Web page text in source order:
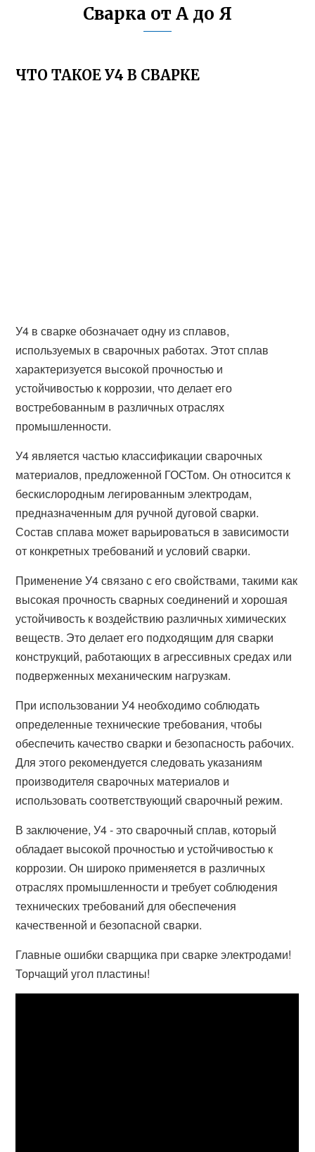
Сварка от А до Я
ЧТО ТАКОЕ У4 В СВАРКЕ
У4 в сварке обозначает одну из сплавов,
используемых в сварочных работах. Этот сплав
характеризуется высокой прочностью и
устойчивостью к коррозии, что делает его
востребованным в различных отраслях
промышленности.
У4 является частью классификации сварочных
материалов, предложенной ГОСТом. Он относится к
бескислородным легированным электродам,
предназначенным для ручной дуговой сварки.
Состав сплава может варьироваться в зависимости
от конкретных требований и условий сварки.
Применение У4 связано с его свойствами, такими как
высокая прочность сварных соединений и хорошая
устойчивость к воздействию различных химических
веществ. Это делает его подходящим для сварки
конструкций, работающих в агрессивных средах или
подверженных механическим нагрузкам.
При использовании У4 необходимо соблюдать
определенные технические требования, чтобы
обеспечить качество сварки и безопасность рабочих.
Для этого рекомендуется следовать указаниям
производителя сварочных материалов и
использовать соответствующий сварочный режим.
В заключение, У4 - это сварочный сплав, который
обладает высокой прочностью и устойчивостью к
коррозии. Он широко применяется в различных
отраслях промышленности и требует соблюдения
технических требований для обеспечения
качественной и безопасной сварки.
Главные ошибки сварщика при сварке электродами!
Торчащий угол пластины!